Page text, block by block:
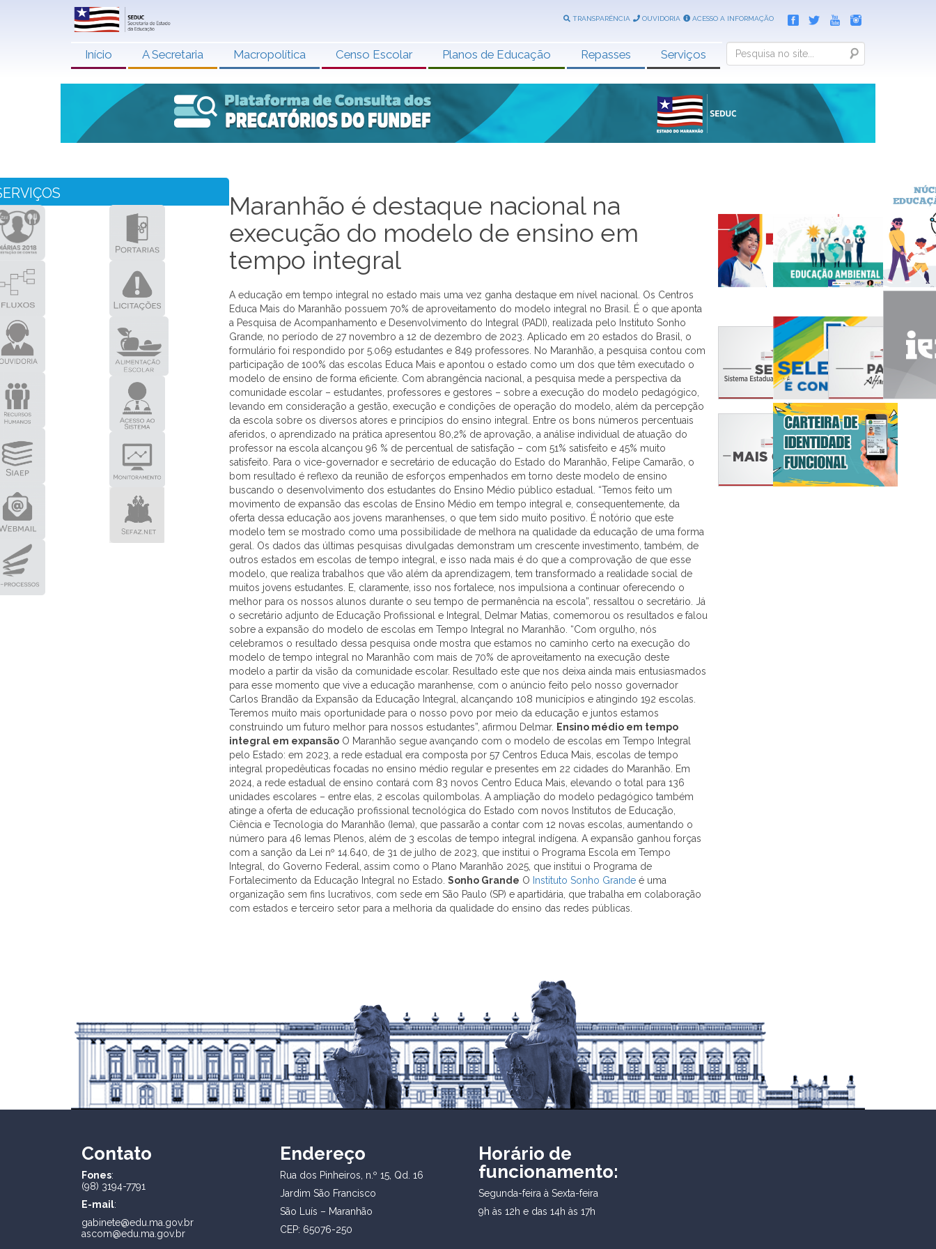
TRANSPARÊNCIA OUVIDORIA ACESSO A INFORMAÇÃO
Início A Secretaria Macropolítica Censo Escolar Planos de Educação Repasses Serviços Search
Maranhão é destaque nacional na
execução do modelo de ensino em
tempo integral
A educação em tempo integral no estado mais uma vez ganha destaque em nível nacional. Os Centros
Educa Mais do Maranhão possuem 70% de aproveitamento do modelo integral no Brasil. É o que aponta
a Pesquisa de Acompanhamento e Desenvolvimento do Integral (PADI), realizada pelo Instituto Sonho
Grande, no período de 27 novembro a 12 de dezembro de 2023. Aplicado em 20 estados do Brasil, o
formulário foi respondido por 5.069 estudantes e 849 professores. No Maranhão, a pesquisa contou com
participação de 100% das escolas Educa Mais e apontou o estado como um dos que têm executado o
modelo de ensino de forma eficiente. Com abrangência nacional, a pesquisa mede a perspectiva da
comunidade escolar – estudantes, professores e gestores – sobre a execução do modelo pedagógico,
levando em consideração a gestão, execução e condições de operação do modelo, além da percepção
da escola sobre os diversos atores e princípios do ensino integral. Entre os bons números percentuais
aferidos, o aprendizado na prática apresentou 80,2% de aprovação, a análise individual de atuação do
professor na escola alcançou 96 % de percentual de satisfação – com 51% satisfeito e 45% muito
satisfeito. Para o vice-governador e secretário de educação do Estado do Maranhão, Felipe Camarão, o
bom resultado é reflexo da reunião de esforços empenhados em torno deste modelo de ensino
buscando o desenvolvimento dos estudantes do Ensino Médio público estadual. “Temos feito um
movimento de expansão das escolas de Ensino Médio em tempo integral e, consequentemente, da
oferta dessa educação aos jovens maranhenses, o que tem sido muito positivo. É notório que este
modelo tem se mostrado como uma possibilidade de melhora na qualidade da educação de uma forma
geral. Os dados das últimas pesquisas divulgadas demonstram um crescente investimento, também, de
outros estados em escolas de tempo integral, e isso nada mais é do que a comprovação de que esse
modelo, que realiza trabalhos que vão além da aprendizagem, tem transformado a realidade social de
muitos jovens estudantes. E, claramente, isso nos fortalece, nos impulsiona a continuar oferecendo o
melhor para os nossos alunos durante o seu tempo de permanência na escola”, ressaltou o secretário. Já
o secretário adjunto de Educação Profissional e Integral, Delmar Matias, comemorou os resultados e falou
sobre a expansão do modelo de escolas em Tempo Integral no Maranhão. “Com orgulho, nós
celebramos o resultado dessa pesquisa onde mostra que estamos no caminho certo na execução do
modelo de tempo integral no Maranhão com mais de 70% de aproveitamento na execução deste
modelo a partir da visão da comunidade escolar. Resultado este que nos deixa ainda mais entusiasmados
para esse momento que vive a educação maranhense, com o anúncio feito pelo nosso governador
Carlos Brandão da Expansão da Educação Integral, alcançando 108 municípios e atingindo 192 escolas.
Teremos muito mais oportunidade para o nosso povo por meio da educação e juntos estamos
construindo um futuro melhor para nossos estudantes”, afirmou Delmar. Ensino médio em tempo
integral em expansãoO Maranhão segue avançando com o modelo de escolas em Tempo Integral
pelo Estado: em 2023, a rede estadual era composta por 57 Centros Educa Mais, escolas de tempo
integral propedêuticas focadas no ensino médio regular e presentes em 22 cidades do Maranhão. Em
2024, a rede estadual de ensino contará com 83 novos Centro Educa Mais, elevando o total para 136
unidades escolares – entre elas, 2 escolas quilombolas. A ampliação do modelo pedagógico também
atinge a oferta de educação profissional tecnológica do Estado com novos Institutos de Educação,
Ciência e Tecnologia do Maranhão (Iema), que passarão a contar com 12 novas escolas, aumentando o
número para 46 Iemas Plenos, além de 3 escolas de tempo integral indígena. A expansão ganhou forças
com a sanção da Lei nº 14.640, de 31 de julho de 2023, que institui o Programa Escola em Tempo
Integral, do Governo Federal, assim como o Plano Maranhão 2025, que institui o Programa de
Fortalecimento da Educação Integral no Estado. Sonho Grande O Instituto Sonho Grandeé uma
organização sem fins lucrativos, com sede em São Paulo (SP) e apartidária, que trabalha em colaboração
com estados e terceiro setor para a melhoria da qualidade do ensino das redes públicas.
Contato
Fones:
(98) 3194-7791
E-mail:
gabinete@edu.ma.gov.br
ascom@edu.ma.gov.br
Endereço
Rua dos Pinheiros, n.º 15, Qd. 16
Jardim São Francisco
São Luís – Maranhão
CEP: 65076-250
Horário de
funcionamento:
Segunda-feira à Sexta-feira
9h às 12h e das 14h às 17h